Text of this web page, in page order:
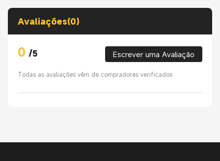
Avaliações(0)
0 /5 Escrever uma Avaliação
Todas as avaliações vêm de compradores verificados